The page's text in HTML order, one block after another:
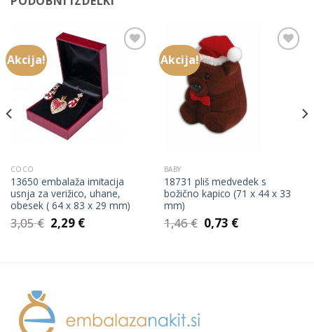
Akcija!
COCO
13650 embalaža imitacija
usnja za verižico, uhane,
obesek ( 64 x 83 x 29 mm)
3,05€ Izvirna
cena
2,29 €Trenutna
Akcija!
BABY
18731 pliš medvedek s
božično kapico (71 x 44 x 33
mm)
1,46€ Izvirna
cena
0,73 €Trenutna